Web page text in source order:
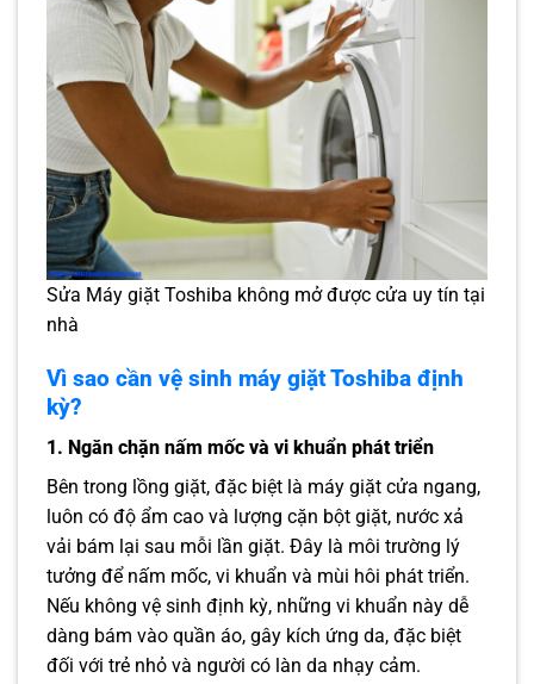
Sửa Máy giặt Toshiba không mở được cửa uy tín tại
nhà
Vì sao cần vệ sinh máy giặt Toshiba định
kỳ?
1. Ngăn chặn nấm mốc và vi khuẩn phát triển
Bên trong lồng giặt, đặc biệt là máy giặt cửa ngang,
luôn có độ ẩm cao và lượng cặn bột giặt, nước xả
vải bám lại sau mỗi lần giặt. Đây là môi trường lý
tưởng để nấm mốc, vi khuẩn và mùi hôi phát triển.
Nếu không vệ sinh định kỳ, những vi khuẩn này dễ
dàng bám vào quần áo, gây kích ứng da, đặc biệt
đối với trẻ nhỏ và người có làn da nhạy cảm.